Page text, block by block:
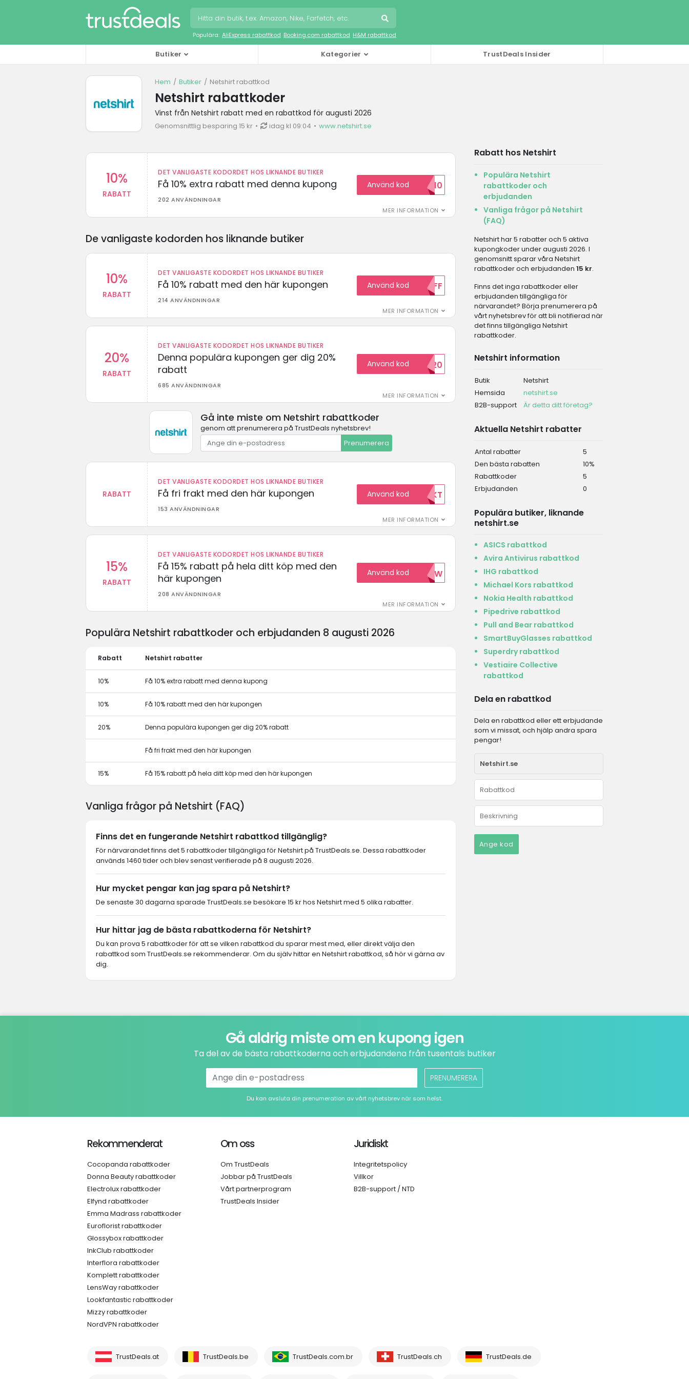
Populära: AliExpress rabattkod Booking.com rabattkod H&M rabattkod
Butiker Kategorier TrustDeals Insider
Hem Butiker Netshirt rabattkod
Netshirt rabattkoder
Vinst från Netshirt rabatt med en rabattkod för augusti 2026
Genomsnittlig besparing 15 kr idag kl 09:04 www.netshirt.se
10%
RABATT
DET VANLIGASTE KODORDET HOS LIKNANDE BUTIKER
Få 10% extra rabatt med denna kupong
202 ANVÄNDNINGAR
MER INFORMATION
Använd kod
VILKOMMEN10
De vanligaste kodorden hos liknande butiker
10%
RABATT
DET VANLIGASTE KODORDET HOS LIKNANDE BUTIKER
Få 10% rabatt med den här kupongen
214 ANVÄNDNINGAR
MER INFORMATION
Använd kod 10OFF
20%
RABATT
DET VANLIGASTE KODORDET HOS LIKNANDE BUTIKER
Denna populära kupongen ger dig 20%
rabatt
685 ANVÄNDNINGAR
MER INFORMATION
Använd kodHELLO20
Gå inte miste om Netshirt rabattkoder
genom att prenumerera på TrustDeals nyhetsbrev!
Prenumerera
RABATT
DET VANLIGASTE KODORDET HOS LIKNANDE BUTIKER
Få fri frakt med den här kupongen
153 ANVÄNDNINGAR
MER INFORMATION
Använd kodFRIFRAKT
15%
RABATT
DET VANLIGASTE KODORDET HOS LIKNANDE BUTIKER
Få 15% rabatt på hela ditt köp med den
här kupongen
208 ANVÄNDNINGAR
MER INFORMATION
Använd kod 15NOW
Rabatt hos Netshirt
Populära Netshirt
rabattkoder och
erbjudanden
Vanliga frågor på Netshirt
(FAQ)
Netshirt har 5 rabatter och 5 aktiva
kupongkoder under augusti 2026. I
genomsnitt sparar våra Netshirt
rabattkoder och erbjudanden 15 kr.
Finns det inga rabattkoder eller
erbjudanden tillgängliga för
närvarandet? Börja prenumerera på
vårt nyhetsbrev för att bli notifierad när
det finns tillgängliga Netshirt
rabattkoder.
Netshirt information
Butik
Netshirt
Hemsida
netshirt.se
B2B-support
Är detta ditt företag?
Aktuella Netshirt rabatter
Antal rabatter
5
Den bästa rabatten
10%
Rabattkoder
5
Erbjudanden
0
Populära butiker, liknande
netshirt.se
ASICS rabattkod
Avira Antivirus rabattkod
IHG rabattkod
Michael Kors rabattkod
Nokia Health rabattkod
Pipedrive rabattkod
Pull and Bear rabattkod
SmartBuyGlasses rabattkod
Superdry rabattkod
Vestiaire Collective
rabattkod
Dela en rabattkod
Dela en rabattkod eller ett erbjudande
som vi missat, och hjälp andra spara
pengar!
Ange kod
Populära Netshirt rabattkoder och erbjudanden 8 augusti 2026
Rabatt Netshirt rabatter
10% Få 10% extra rabatt med denna kupong
10% Få 10% rabatt med den här kupongen
20% Denna populära kupongen ger dig 20% rabatt
Få fri frakt med den här kupongen
15% Få 15% rabatt på hela ditt köp med den här kupongen
Vanliga frågor på Netshirt (FAQ)
Finns det en fungerande Netshirt rabattkod tillgänglig?
För närvarandet finns det 5 rabattkoder tillgängliga för Netshirt på TrustDeals.se. Dessa rabattkoder
används 1460 tider och blev senast verifierade på 8 augusti 2026.
Hur mycket pengar kan jag spara på Netshirt?
De senaste 30 dagarna sparade TrustDeals.se besökare 15 kr hos Netshirt med 5 olika rabatter.
Hur hittar jag de bästa rabattkoderna för Netshirt?
Du kan prova 5 rabattkoder för att se vilken rabattkod du sparar mest med, eller direkt välja den
rabattkod som TrustDeals.se rekommenderar. Om du själv hittar en Netshirt rabattkod, så hör vi gärna av
dig.
Gå aldrig miste om en kupong igen
Ta del av de bästa rabattkoderna och erbjudandena från tusentals butiker
PRENUMERERA
Du kan avsluta din prenumeration av vårt nyhetsbrev när som helst.
Rekommenderat
Cocopanda rabattkoder
Donna Beauty rabattkoder
Electrolux rabattkoder
Elfynd rabattkoder
Emma Madrass rabattkoder
Euroflorist rabattkoder
Glossybox rabattkoder
InkClub rabattkoder
Interflora rabattkoder
Komplett rabattkoder
LensWay rabattkoder
Lookfantastic rabattkoder
Mizzy rabattkoder
NordVPN rabattkoder
Om oss
Om TrustDeals
Jobbar på TrustDeals
Vårt partnerprogram
TrustDeals Insider
Juridiskt
Integritetspolicy
Villkor
B2B-support / NTD
TrustDeals.at TrustDeals.be TrustDeals.com.br TrustDeals.ch TrustDeals.de